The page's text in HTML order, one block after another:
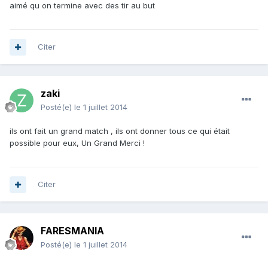
aimé qu on termine avec des tir au but
Citer
zaki
Posté(e) le 1 juillet 2014
ils ont fait un grand match , ils ont donner tous ce qui était
possible pour eux, Un Grand Merci !
Citer
FARESMANIA
Posté(e) le 1 juillet 2014